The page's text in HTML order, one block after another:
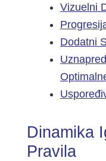
Vizuelni
Dodatni
Dinamika
Pravila